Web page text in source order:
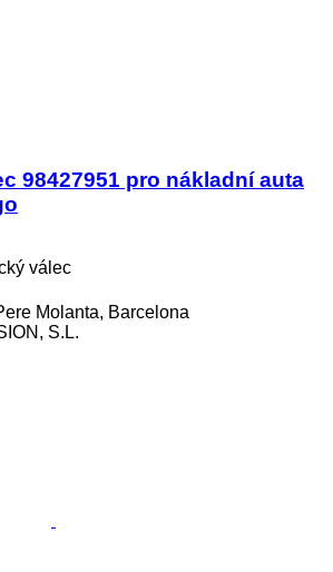
98427951 pro nákladní auta
válec
Molanta, Barcelona
S.L.